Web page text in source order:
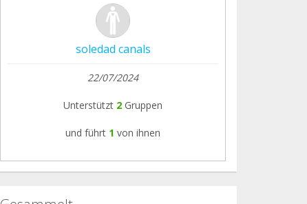
soledad canals
22/07/2024
Unterstützt 2 Gruppen
und führt 1 von ihnen